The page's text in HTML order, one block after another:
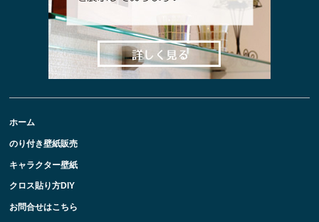
ホーム
のり付き壁紙販売
キャラクター壁紙
クロス貼り方DIY
お問合せはこちら